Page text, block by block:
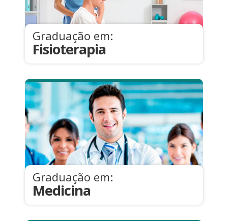
Graduação em:
Fisioterapia
Graduação em:
Medicina